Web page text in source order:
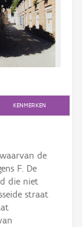
KENMERKEN
de
F. De
die niet
straat